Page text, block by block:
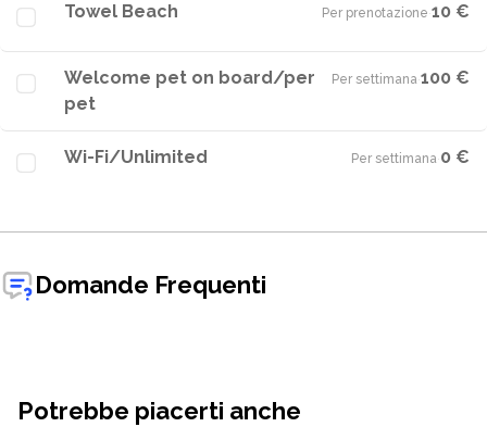
Towel Beach Per prenotazione·10 €
Welcome pet on board/per
pet
Per settimana·100 €
Wi-Fi/Unlimited Per settimana·0 €
Domande Frequenti
Potrebbe piacerti anche